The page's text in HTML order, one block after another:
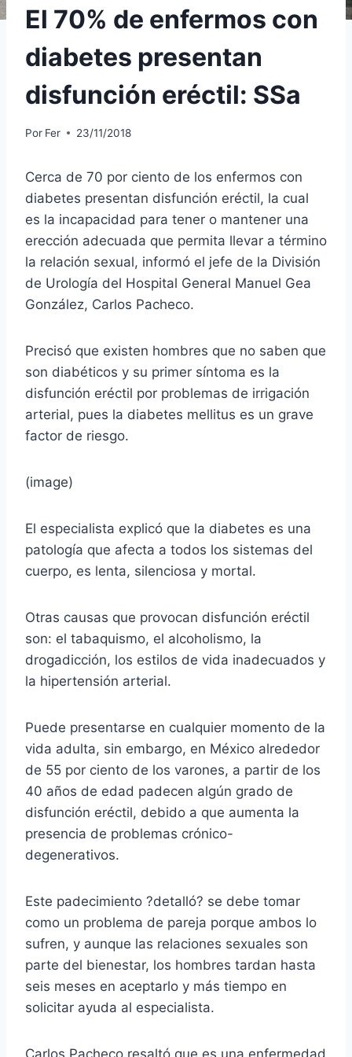
El 70% de enfermos con
diabetes presentan
disfunción eréctil: SSa
Por Fer 23/11/2018
Cerca de 70 por ciento de los enfermos con
diabetes presentan disfunción eréctil, la cual
es la incapacidad para tener o mantener una
erección adecuada que permita llevar a término
la relación sexual, informó el jefe de la División
de Urología del Hospital General Manuel Gea
González, Carlos Pacheco.
Precisó que existen hombres que no saben que
son diabéticos y su primer síntoma es la
disfunción eréctil por problemas de irrigación
arterial, pues la diabetes mellitus es un grave
factor de riesgo.
(image)
El especialista explicó que la diabetes es una
patología que afecta a todos los sistemas del
cuerpo, es lenta, silenciosa y mortal.
Otras causas que provocan disfunción eréctil
son: el tabaquismo, el alcoholismo, la
drogadicción, los estilos de vida inadecuados y
la hipertensión arterial.
Puede presentarse en cualquier momento de la
vida adulta, sin embargo, en México alrededor
de 55 por ciento de los varones, a partir de los
40 años de edad padecen algún grado de
disfunción eréctil, debido a que aumenta la
presencia de problemas crónico-
degenerativos.
Este padecimiento ?detalló? se debe tomar
como un problema de pareja porque ambos lo
sufren, y aunque las relaciones sexuales son
parte del bienestar, los hombres tardan hasta
seis meses en aceptarlo y más tiempo en
solicitar ayuda al especialista.
Carlos Pacheco resaltó que es una enfermedad